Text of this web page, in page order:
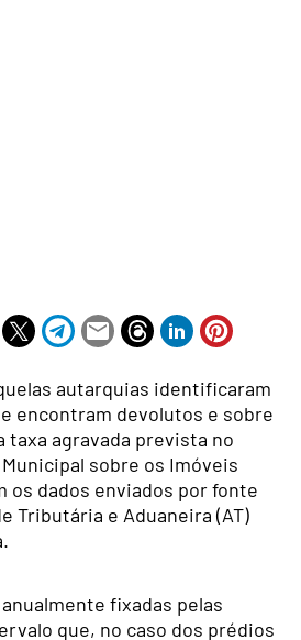
autarquias identificaram
encontram devolutos e sobre
taxa agravada prevista no
sobre os Imóveis
os dados enviados por fonte
Tributária e Aduaneira (AT)
fixadas pelas
que, no caso dos prédios